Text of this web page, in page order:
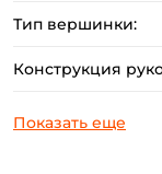
Тип вершинки:
Конструкция